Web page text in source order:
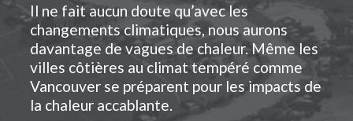
Il ne fait aucun doute qu’avec les
changements climatiques, nous aurons
davantage de vagues de chaleur. Même les
villes côtières au climat tempéré comme
Vancouver se préparent pour les impacts de
la chaleur accablante.